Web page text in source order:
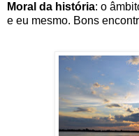
Moral da história: o
e eu mesmo. Bons